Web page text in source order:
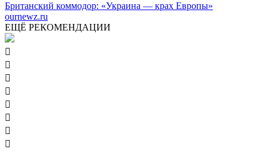
Британский коммодор: «Украина — крах Европы»
ournewz.ru
ЕЩЁ РЕКОМЕНДАЦИИ







